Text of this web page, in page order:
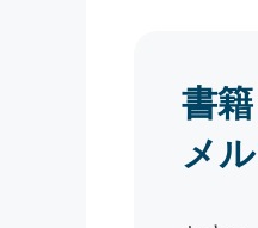
書
メ